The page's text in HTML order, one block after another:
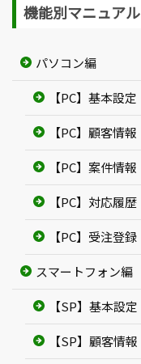
機能別マニュアル
パソコン編
【PC】基本設定
【PC】顧客情報
【PC】案件情報
【PC】対応履歴
【PC】受注登録
スマートフォン編
【SP】基本設定
【SP】顧客情報